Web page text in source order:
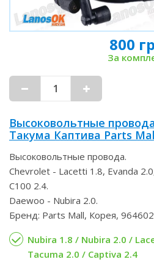
800
За
Высоковольтные
Такума Каптива Parts
Высоковольтные провода.
Chevrolet - Lacetti 1.8, Evanda
C100 2.4.
Daewoo - Nubira 2.0.
Бренд: Parts Mall, Корея,
Nubira 1.8 / Nubira 2.0 /
Tacuma 2.0 / Captiva 2.4